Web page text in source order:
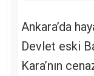
Ankara’da
Devlet eski
Kara’nın